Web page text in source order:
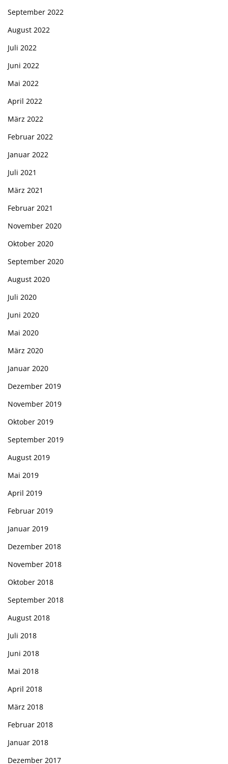
September 2022
August 2022
Juli 2022
Juni 2022
Mai 2022
April 2022
März 2022
Februar 2022
Januar 2022
Juli 2021
März 2021
Februar 2021
November 2020
Oktober 2020
September 2020
August 2020
Juli 2020
Juni 2020
Mai 2020
März 2020
Januar 2020
Dezember 2019
November 2019
Oktober 2019
September 2019
August 2019
Mai 2019
April 2019
Februar 2019
Januar 2019
Dezember 2018
November 2018
Oktober 2018
September 2018
August 2018
Juli 2018
Juni 2018
Mai 2018
April 2018
März 2018
Februar 2018
Januar 2018
Dezember 2017